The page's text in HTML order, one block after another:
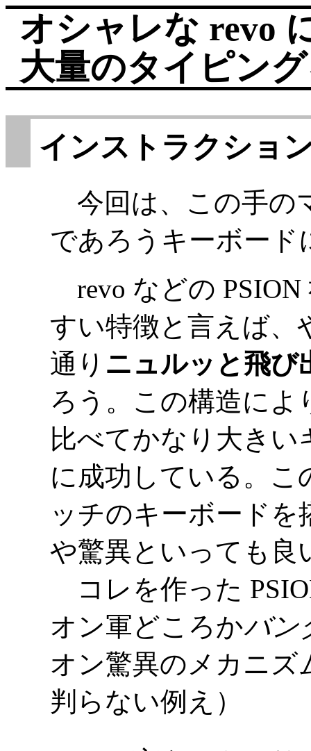
オシャレな revo
大量のタイピン
インストラクショ
今回は、この手の
であろうキーボード
revo などの
すい特徴と言えば、
通り ニュルッと飛び
ろう。この構造によ
比べてかなり大き
に成功している。こ
ッチのキーボード
や驚異といっても良
コレを作った
オン軍どころかバン
オン驚異のメカニズ
判らない例え）